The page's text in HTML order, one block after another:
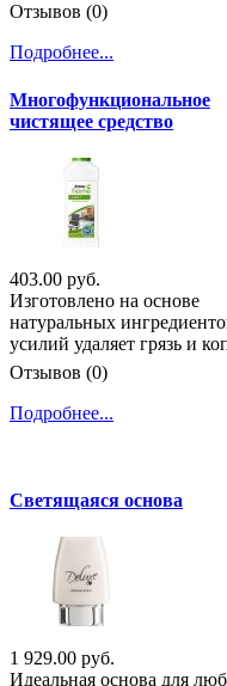
Отзывов (0)
Подробнее...
Многофункциональное
чистящее средство
403.00 руб.
Изготовлено на основе
натуральных
усилий удаляет грязь и
Отзывов (0)
Подробнее...
Светящаяся основа
1 929.00 руб.
Идеальная основа для